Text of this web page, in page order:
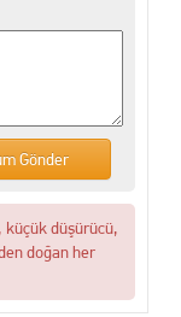
küçük düşürücü,
doğan her